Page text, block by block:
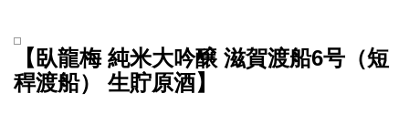
【臥龍梅 純米大吟醸 滋賀渡船6号（短
稈渡船） 生貯原酒】